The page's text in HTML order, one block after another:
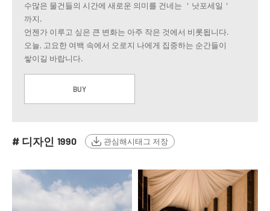
수많은 물건들의 시간에 새로운 의미를 건네는 ＇낫포세일＇
까지.
언젠가 이루고 싶은 큰 변화는 아주 작은 것에서 비롯됩니다.
오늘, 고요한 여백 속에서 오로지 나에게 집중하는 순간들이
쌓이길 바랍니다.
BUY
# 디자인 1990 관심해시태그 저장